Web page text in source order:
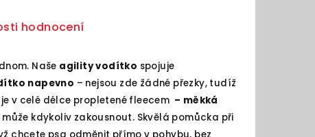
hodnocení
Naše agility vodítko spojuje
napevno – nejsou zde žádné přezky, tudíž
v celé délce propletené fleecem – měkká
může kdykoliv zakousnout. Skvělá pomůcka při